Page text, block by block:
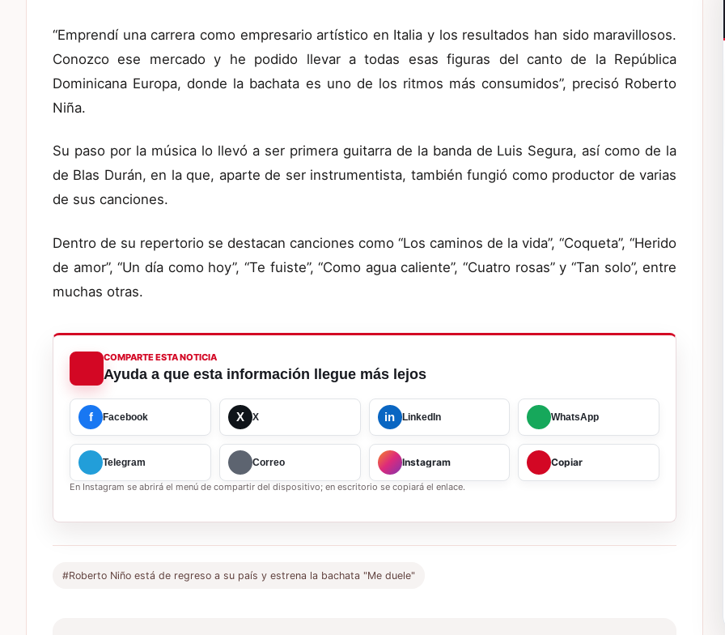
“Emprendí una carrera como empresario artístico en Italia y los resultados han sido maravillosos.
Conozco ese mercado y he podido llevar a todas esas figuras del canto de la República
Dominicana Europa, donde la bachata es uno de los ritmos más consumidos”, precisó Roberto
Niña.
Su paso por la música lo llevó a ser primera guitarra de la banda de Luis Segura, así como de la
de Blas Durán, en la que, aparte de ser instrumentista, también fungió como productor de varias
de sus canciones.
Dentro de su repertorio se destacan canciones como “Los caminos de la vida”, “Coqueta”, “Herido
de amor”, “Un día como hoy”, “Te fuiste”, “Como agua caliente”, “Cuatro rosas” y “Tan solo”, entre
muchas otras.
COMPARTE ESTA NOTICIA
Ayuda a que esta información llegue más lejos
f Facebook X X in LinkedIn WhatsApp
Telegram Correo Instagram Copiar
En Instagram se abrirá el menú de compartir del dispositivo; en escritorio se copiará el enlace.
#Roberto Niño está de regreso a su país y estrena la bachata "Me duele"